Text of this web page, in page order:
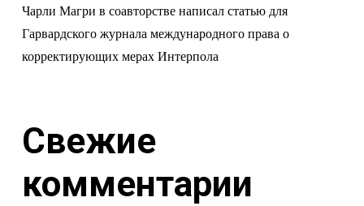
Чарли Магри в соавторстве написал статью для
Гарвардского журнала международного права о
корректирующих мерах Интерпола
Свежие
комментарии